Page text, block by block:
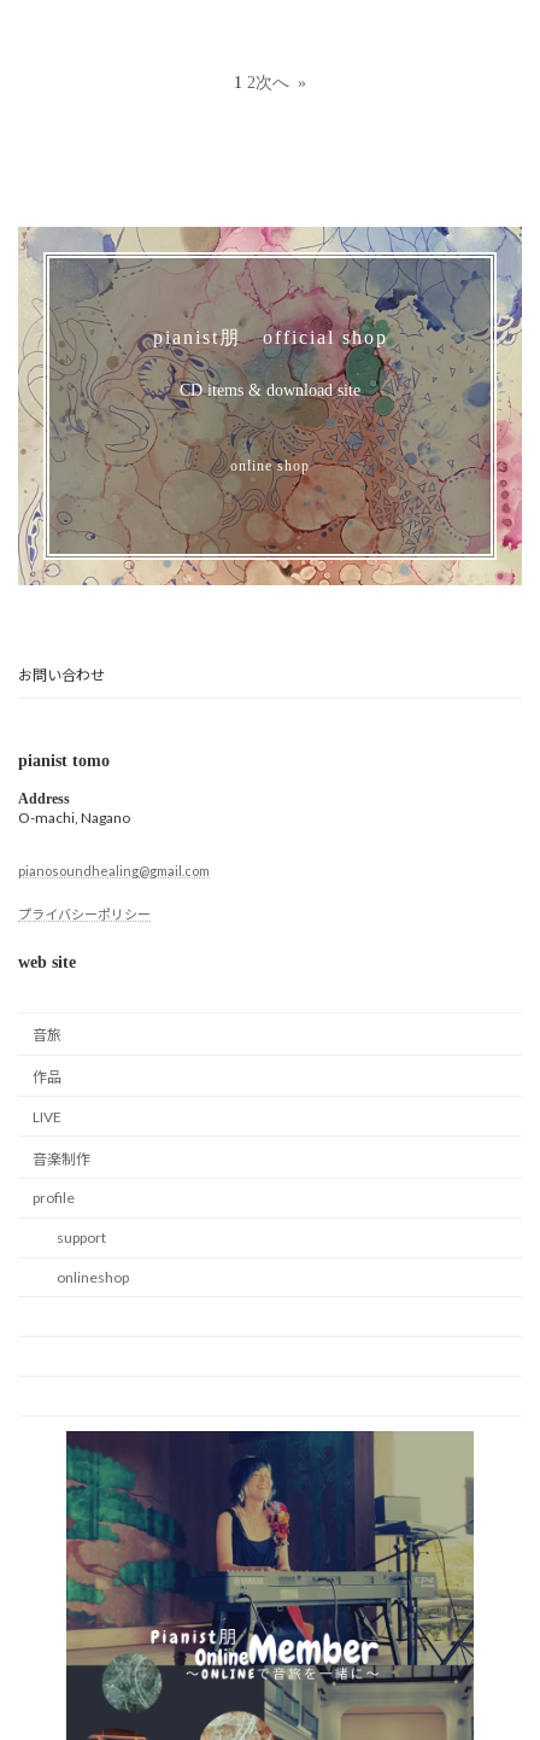
1 2次へ »
pianist朋 official shop
CD items & download site
online shop
お問い合わせ
pianist tomo
Address
O-machi, Nagano
pianosoundhealing@gmail.com
プライバシーポリシー
web site
音旅
作品
LIVE
音楽制作
profile
support
onlineshop